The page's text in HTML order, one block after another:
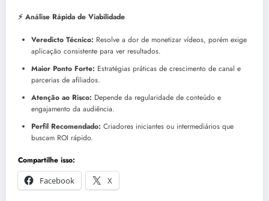
⚡ Análise Rápida de Viabilidade
Veredicto Técnico: Resolve a dor de monetizar vídeos, porém exige
aplicação consistente para ver resultados.
Maior Ponto Forte: Estratégias práticas de crescimento de canal e
parcerias de afiliados.
Atenção ao Risco: Depende da regularidade de conteúdo e
engajamento da audiência.
Perfil Recomendado: Criadores iniciantes ou intermediários que
buscam ROI rápido.
Compartilhe isso:
Facebook
X